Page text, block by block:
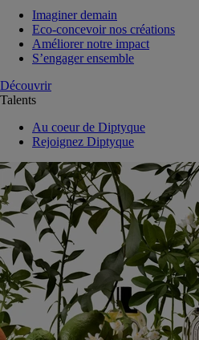
Imaginer demain
Eco-concevoir nos créations
Améliorer notre impact
S’engager ensemble
Découvrir
Talents
Au coeur de Diptyque
Rejoignez Diptyque